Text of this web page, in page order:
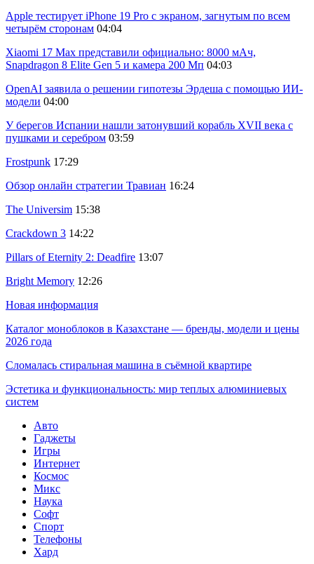
Apple тестирует iPhone 19 Pro с экраном, загнутым по всем
четырём сторонам 04:04
Xiaomi 17 Max представили официально: 8000 мАч,
Snapdragon 8 Elite Gen 5 и камера 200 Мп 04:03
OpenAI заявила о решении гипотезы Эрдеша с помощью ИИ-
модели 04:00
У берегов Испании нашли затонувший корабль XVII века с
пушками и серебром 03:59
Frostpunk 17:29
Обзор онлайн стратегии Травиан 16:24
The Universim 15:38
Crackdown 3 14:22
Pillars of Eternity 2: Deadfire 13:07
Bright Memory 12:26
Новая информация
Каталог моноблоков в Казахстане — бренды, модели и цены
2026 года
Сломалась стиральная машина в съёмной квартире
Эстетика и функциональность: мир теплых алюминиевых
систем
Авто
Гаджеты
Игры
Интернет
Космос
Микс
Наука
Софт
Спорт
Телефоны
Хард